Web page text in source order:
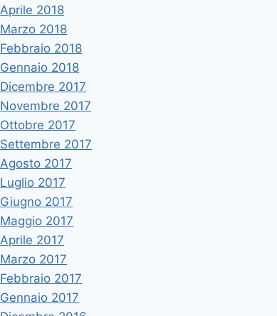
Aprile 2018
Marzo 2018
Febbraio 2018
Gennaio 2018
Dicembre 2017
Novembre 2017
Ottobre 2017
Settembre 2017
Agosto 2017
Luglio 2017
Giugno 2017
Maggio 2017
Aprile 2017
Marzo 2017
Febbraio 2017
Gennaio 2017